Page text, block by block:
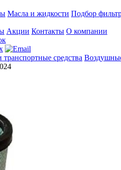
Масла и жидкости Подбор
Акции Контакты О компании
транспортные средства